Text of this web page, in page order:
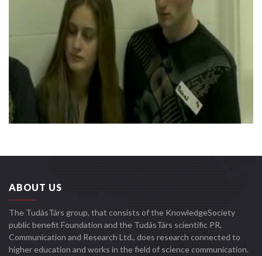
ABOUT US
The TudásTárs group, that consists of the KnowledgeSociety
public benefit Foundation and the TudásTárs scientific PR,
Communication and Research Ltd., does research connected to
higher education and works in the field of science communication.